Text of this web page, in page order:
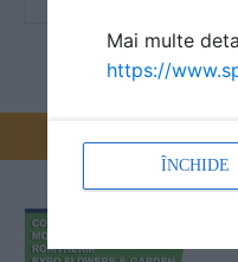
Mai multe
https://
ÎNCHIDE